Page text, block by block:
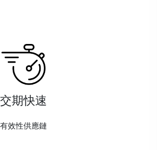
交期快速
有效性供應鏈